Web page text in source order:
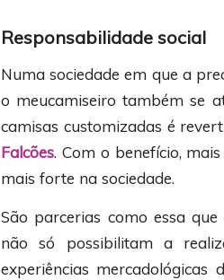
Responsabilidade social
Numa sociedade em que a
o meucamiseiro também se
camisas customizadas é
Falcões. Com o benefício,
mais forte na sociedade.
São parcerias como essa
não só possibilitam a
experiências